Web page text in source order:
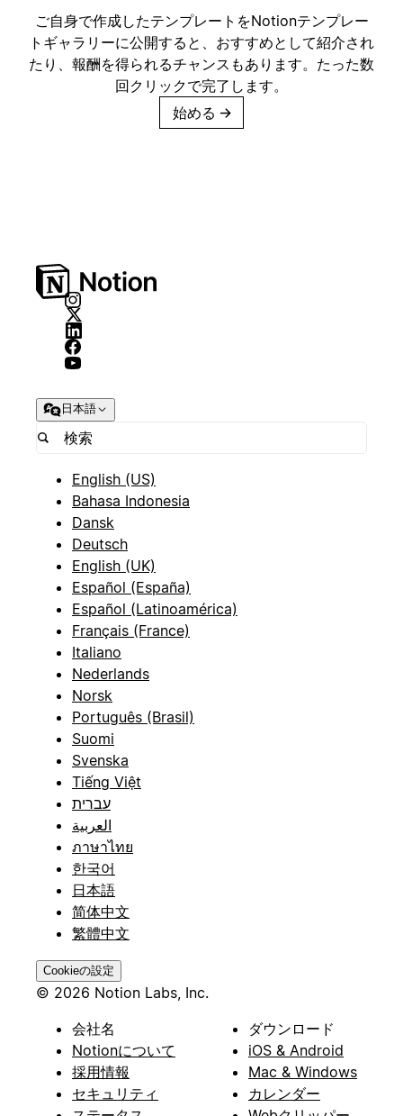
ご自身で作成したテンプレートをNotionテンプレー
トギャラリーに公開すると、おすすめとして紹介され
たり、報酬を得られるチャンスもあります。たった数
回クリックで完了します。
始める →
日本語
English (US)
Bahasa Indonesia
Dansk
Deutsch
English (UK)
Español (España)
Español (Latinoamérica)
Français (France)
Italiano
Nederlands
Norsk
Português (Brasil)
Suomi
Svenska
Tiếng Việt
עברית
العربية
ภาษาไทย
한국어
日本語
简体中文
繁體中文
Cookieの設定
© 2026 Notion Labs, Inc.
会社名
Notionについて
採用情報
セキュリティ
ダウンロード
iOS & Android
Mac & Windows
カレンダー